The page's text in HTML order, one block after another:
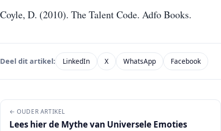
Coyle, D. (2010). The Talent Code. Adfo Books.
Deel dit artikel: LinkedIn X WhatsApp Facebook
← OUDER ARTIKEL
Lees hier de Mythe van Universele Emoties